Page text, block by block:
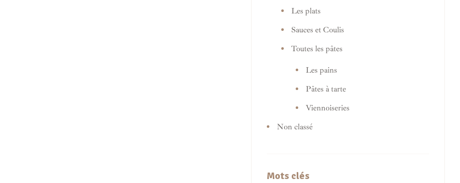
Les plats
Sauces et Coulis
Toutes les pâtes
Les pains
Pâtes à tarte
Viennoiseries
Non classé
Mots clés